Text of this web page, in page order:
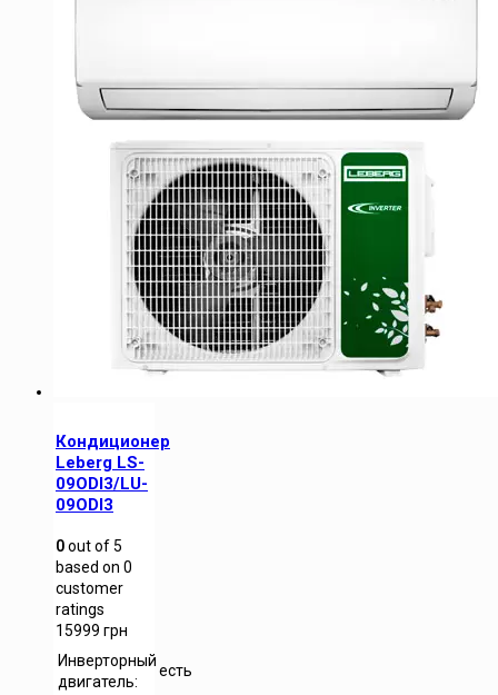
Кондиционер
Leberg LS-
09ODI3/LU-
09ODI3
0out of5
based on 0
customer
ratings
15999 грн
Инверторный
двигатель:
есть